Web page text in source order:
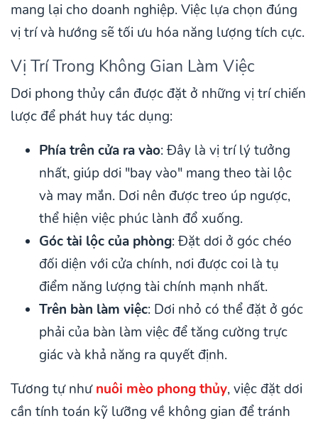
mang lại cho doanh nghiệp. Việc lựa chọn đúng
vị trí và hướng sẽ tối ưu hóa năng lượng tích cực.
Vị Trí Trong Không Gian Làm Việc
Dơi phong thủy cần được đặt ở những vị trí chiến
lược để phát huy tác dụng:
Phía trên cửa ra vào: Đây là vị trí lý tưởng
nhất, giúp dơi "bay vào" mang theo tài lộc
và may mắn. Dơi nên được treo úp ngược,
thể hiện việc phúc lành đổ xuống.
Góc tài lộc của phòng: Đặt dơi ở góc chéo
đối diện với cửa chính, nơi được coi là tụ
điểm năng lượng tài chính mạnh nhất.
Trên bàn làm việc: Dơi nhỏ có thể đặt ở góc
phải của bàn làm việc để tăng cường trực
giác và khả năng ra quyết định.
Tương tự nhưnuôi mèo phong thủy, việc đặt dơi
cần tính toán kỹ lưỡng về không gian để tránh